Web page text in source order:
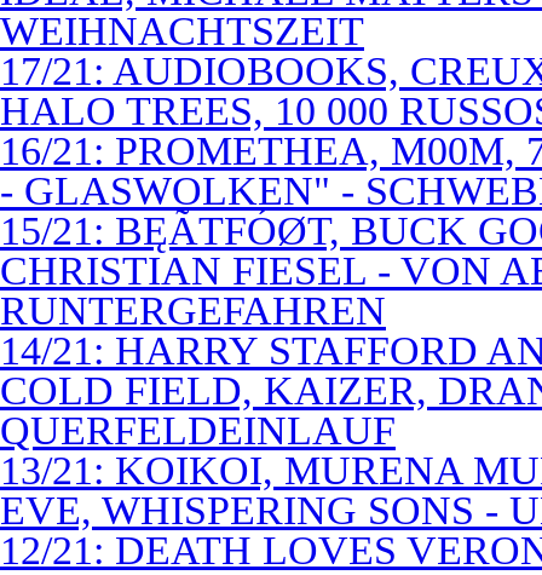
WEIHNACHTSZEIT
17/21: AUDIOBOOKS,
HALO TREES, 10 000
16/21: PROMETHEA, M00M,
- GLASWOLKEN" -
15/21: BĘÃTFÓØT, BUCK
CHRISTIAN FIESEL - VON
RUNTERGEFAHREN
14/21: HARRY STAFFORD
COLD FIELD, KAIZER,
QUERFELDEINLAUF
13/21: KOIKOI, MURENA
EVE, WHISPERING SONS -
12/21: DEATH LOVES